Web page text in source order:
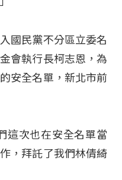
國民黨不分區立委名
會執行長柯志恩，為
安全名單，新北市前
這次也在安全名單當
，拜託了我們林倩綺